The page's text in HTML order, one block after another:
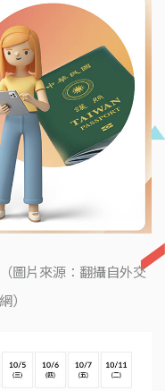
圖片來源：翻攝自外交
）